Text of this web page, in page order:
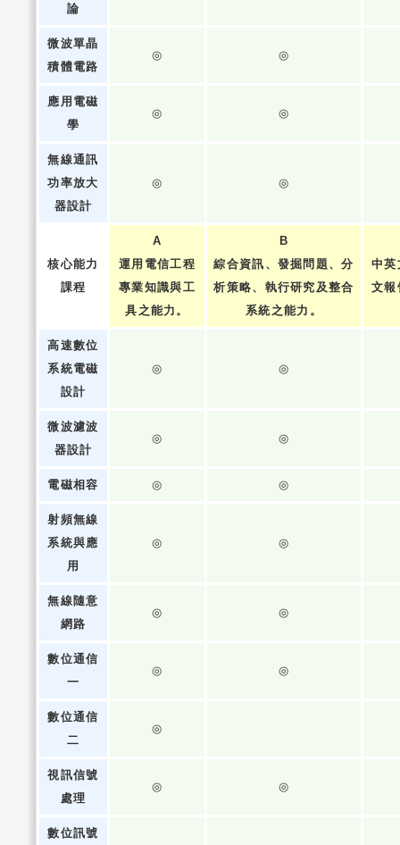
論
微波單晶
積體電路
◎ ◎
應用電磁
學
◎ ◎
無線通訊
功率放大
器設計
◎ ◎
核心能力
課程
A
運用電信工程
專業知識與工
具之能力。
B
綜合資訊、發掘問題、分
析策略、執行研究及整合
系統之能力。
中英
文報
高速數位
系統電磁
設計
◎ ◎
微波濾波
器設計
◎ ◎
電磁相容 ◎ ◎
射頻無線
系統與應
用
◎ ◎
無線隨意
網路
◎ ◎
數位通信
一
◎ ◎
數位通信
二
◎
視訊信號
處理
◎ ◎
數位訊號